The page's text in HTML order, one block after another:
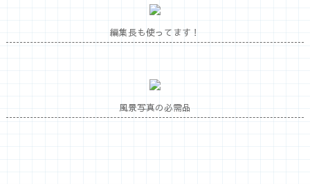
編集長も使ってます！
風景写真の必需品